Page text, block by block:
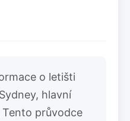
o letišti
hlavní
průvodce